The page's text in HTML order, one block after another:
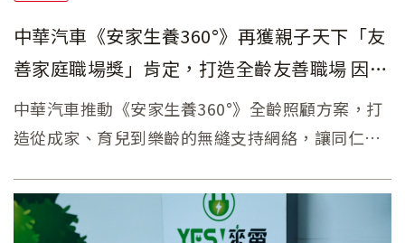
中華汽車《安家生養360°》再獲親子天下「友
善家庭職場獎」肯定，打造全齡友善職場 因應
少子化挑戰
中華汽車推動《安家生養360°》全齡照顧方案，打
造從成家、育兒到樂齡的無縫支持網絡，讓同仁
公司於2025年再度榮獲《親子天下雜誌》「友善家
庭職場獎」，成為少數連續兩屆獲獎的標竿企業。